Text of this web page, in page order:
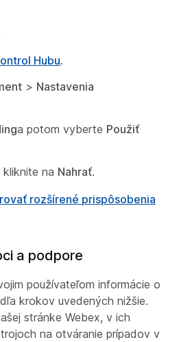
Hubu.
> Nastavenia
a potom vyberte Použiť
na Nahrať.
rozšírené prispôsobenia
a podpore
používateľom informácie o
krokov uvedených nižšie.
stránke Webex, v ich
na otváranie prípadov v